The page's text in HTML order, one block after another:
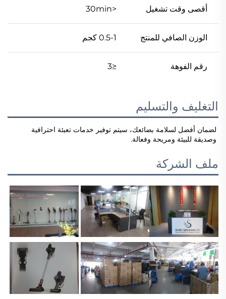
أقصى وقت تشغيل <30min
الوزن الصافي للمنتج 0.5-1 كجم
رقم الفوهة ≤3
التغليف والتسليم
وصديقة للبيئة ومريحة وفعالة.
ملف الشركة